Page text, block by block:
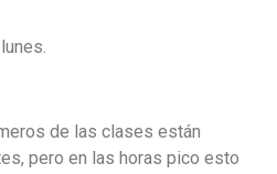
de las clases están
pero en las horas pico esto